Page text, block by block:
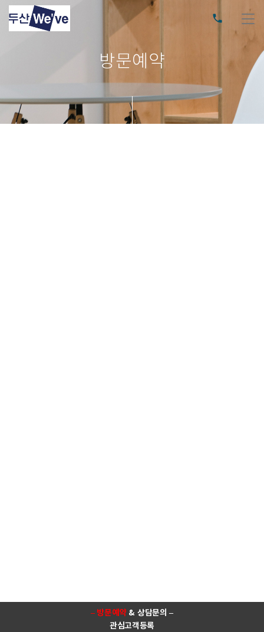
phone
방문예약
– 방문예약 & 상담문의 –
관심고객등록